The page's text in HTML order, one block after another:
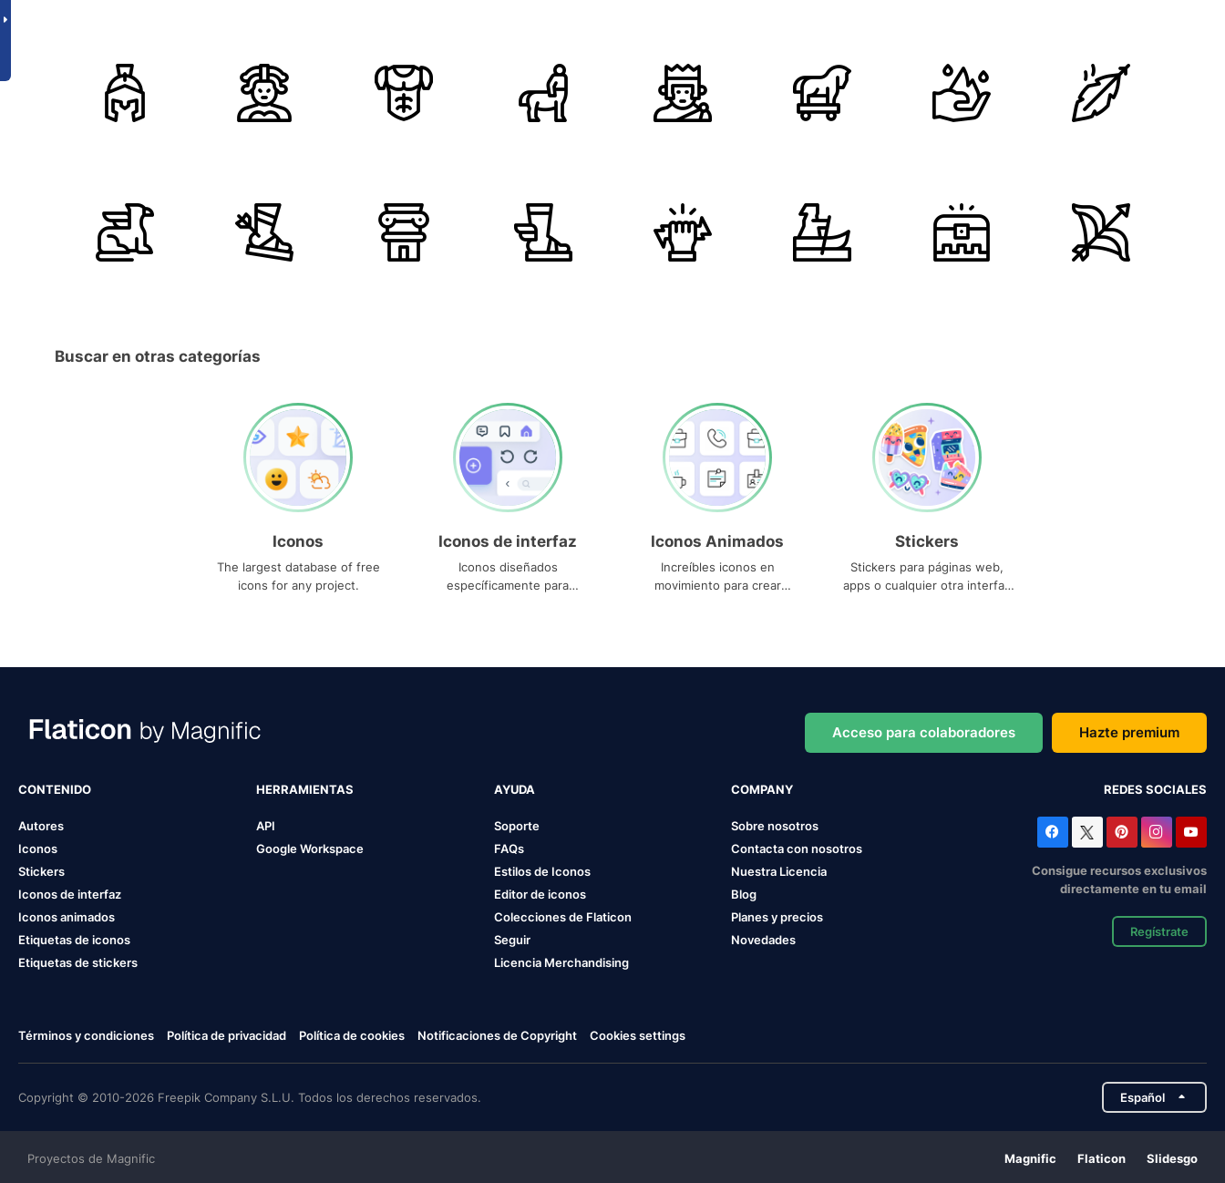
Buscar en otras categorías
Iconos
The largest database of free
icons for any project.
Iconos de interfaz
Iconos diseñados
específicamente para
Iconos Animados
Increíbles iconos en
movimiento para crear
Stickers
Stickers para páginas web,
apps o cualquier otra interfaz
Acceso para colaboradores Hazte premium
CONTENIDO
Autores
Iconos
Stickers
Iconos de interfaz
Iconos animados
Etiquetas de iconos
Etiquetas de stickers
HERRAMIENTAS
API
Google Workspace
AYUDA
Soporte
FAQs
Estilos de Iconos
Editor de iconos
Colecciones de Flaticon
Seguir
Licencia Merchandising
COMPANY
Sobre nosotros
Contacta con nosotros
Nuestra Licencia
Blog
Planes y precios
Novedades
REDES SOCIALES
Consigue recursos exclusivos
directamente en tu email
Regístrate
Términos y condiciones Política de privacidad Política de cookies Notificaciones de Copyright Cookies settings
Copyright © 2010-2026 Freepik Company S.L.U. Todos los derechos reservados. Español
Proyectos de Magnific Magnific Flaticon Slidesgo